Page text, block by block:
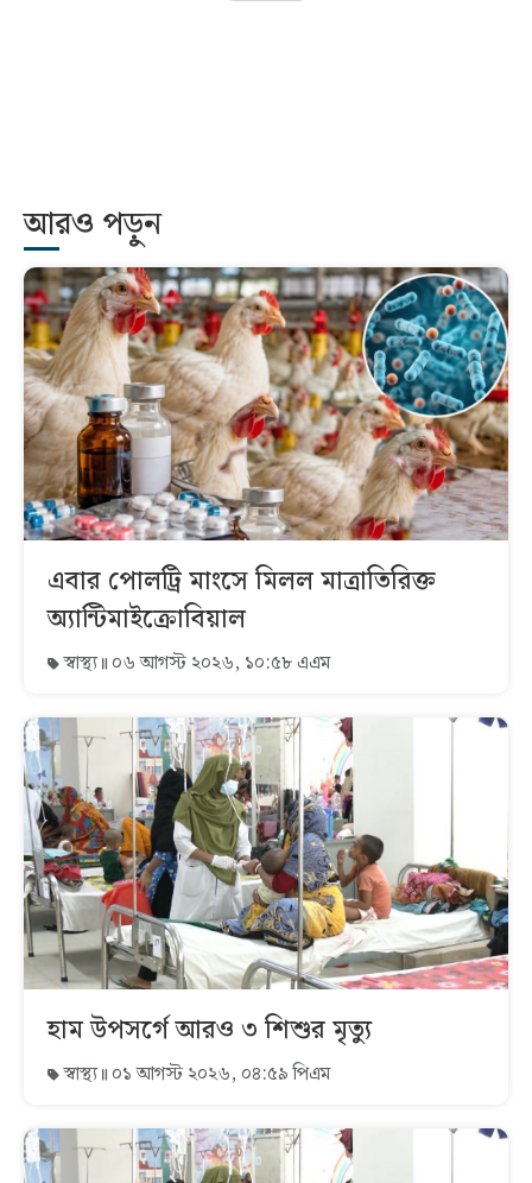
আরও পড়ুন
এবার পোলট্রি মাংসে মিলল মাত্রাতিরিক্ত
অ্যান্টিমাইক্রোবিয়াল
স্বাস্থ্য ০৬ আগস্ট ২০২৬, ১০:৫৮ এএম
হাম উপসর্গে আরও ৩ শিশুর মৃত্যু
স্বাস্থ্য ০১ আগস্ট ২০২৬, ০৪:৫৯ পিএম